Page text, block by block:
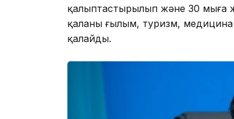
қалыптастырылып және 30 мыңға
қаланың ғылым, туризм,
қалайды.